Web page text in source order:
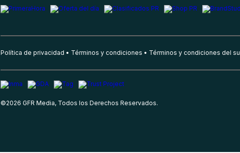
Política de privacidad Términos y condiciones Términos y condiciones del
©2026 GFR Media, Todos los Derechos Reservados.